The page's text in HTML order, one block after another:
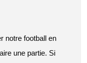
notre football en
une partie. Si